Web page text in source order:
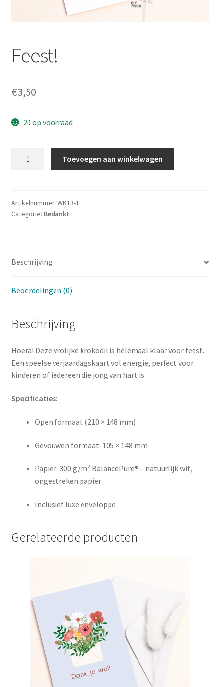
Feest!
€3,50
20 op voorraad
Toevoegen aan winkelwagen
Artikelnummer: WK13-1
Categorie: Bedankt
Beschrijving
Beoordelingen (0)
Beschrijving
Hoera! Deze vrolijke krokodil is helemaal klaar voor feest.
Een speelse verjaardagskaart vol energie, perfect voor
kinderen of iedereen die jong van hart is.
Specificaties:
Open formaat (210 × 148 mm)
Gevouwen formaat: 105 × 148 mm
Papier: 300 g/m² BalancePure® – natuurlijk wit,
ongestreken papier
Inclusief luxe enveloppe
Gerelateerde producten